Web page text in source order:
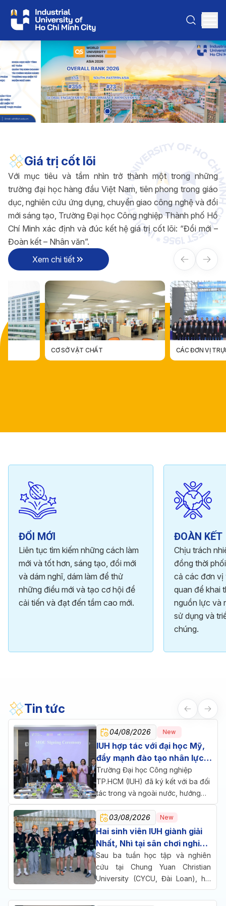
Giá trị cốt lõi
Với mục tiêu và tầm nhìn trở thành một trong những
trường đại học hàng đầu Việt Nam, tiên phong trong giáo
dục, nghiên cứu ứng dụng, chuyển giao công nghệ và đổi
mới sáng tạo, Trường Đại học Công nghiệp Thành phố Hồ
Chí Minh xác định và đúc kết hệ giá trị cốt lõi: “Đổi mới –
Đoàn kết – Nhân văn”.
Xem chi tiết
CƠ SỞ VẬT CHẤT CÁC ĐƠN VỊ TRỰC THUỘC
ĐỔI MỚI
Liên tục tìm kiếm những cách làm
mới và tốt hơn, sáng tạo, đổi mới
và dám nghĩ, dám làm để thử
những điều mới và tạo cơ hội để
cải tiến và đạt đến tầm cao mới.
ĐOÀN KẾT
Chịu trách
đồng thời
cả các đơn vị
quan để khai
nguồn lực và
sử dụng và
chúng.
Tin tức
04/08/2026 New
IUH hợp tác với đại học Mỹ,
đẩy mạnh đào tạo nhân lực
chăm sóc sức khỏe
Trường Đại học Công nghiệp
TP.HCM (IUH) đã ký kết với ba đối
tác trong và ngoài nước, hướng
đến một mục tiêu chung: đưa đào
tạo, nghiên cứu và doanh nghiệp
cùng ngồi lại giải bài toán nhân lực
cho ngành chăm sóc sức khỏe.
03/08/2026 New
Hai sinh viên IUH giành giải
Nhất, Nhì tại sân chơi nghiên
cứu quốc tế ở Đài Loan
Sau ba tuần học tập và nghiên
cứu tại Chung Yuan Christian
University (CYCU, Đài Loan), hai
sinh viên Trường Đại học Công
nghiệp TP.HCM (IUH) đã cùng